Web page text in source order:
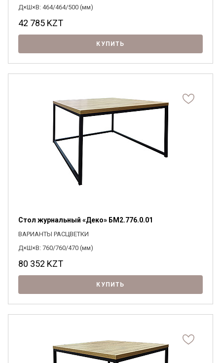
Д×Ш×В: 464/464/500 (мм)
42 785 KZT
КУПИТЬ
Стол журнальный «Деко» БМ2.776.0.01
ВАРИАНТЫ РАСЦВЕТКИ
Д×Ш×В: 760/760/470 (мм)
80 352 KZT
КУПИТЬ